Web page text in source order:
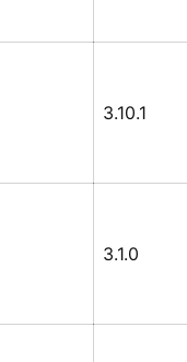
3.10.1
3.1.0